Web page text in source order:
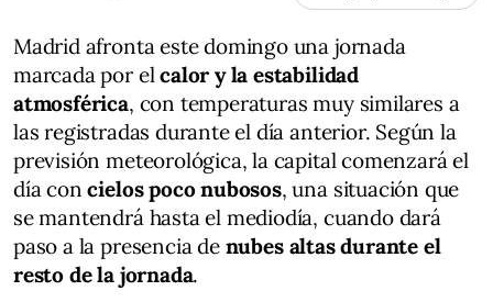
Madrid afronta este domingo una jornada
marcada por elcalor y la estabilidad
atmosférica, con temperaturas muy similares a
las registradas durante el día anterior. Según la
previsión meteorológica, la capital comenzará el
día concielos poco nubosos, una situación que
se mantendrá hasta el mediodía, cuando dará
paso a la presencia de nubes altas durante el
resto de la jornada.